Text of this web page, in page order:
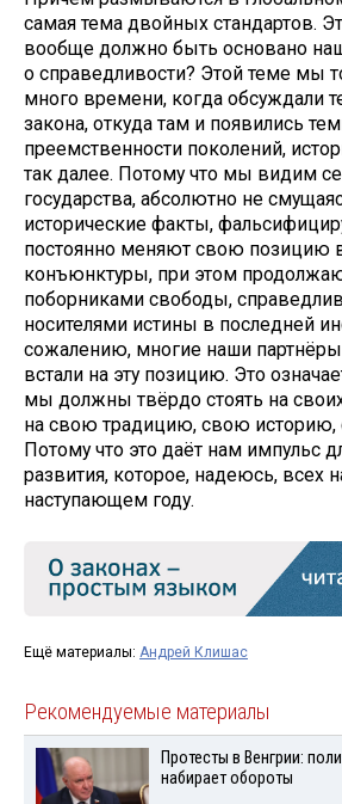
самая тема двойных стандартов.
вообще должно быть основано
о справедливости? Этой теме мы
много времени, когда обсуждали
закона, откуда там и появились
преемственности поколений,
так далее. Потому что мы видим
государства, абсолютно не
исторические факты,
постоянно меняют свою позицию
конъюнктуры, при этом
поборниками свободы,
носителями истины в последней
сожалению, многие наши партнёры
встали на эту позицию. Это
мы должны твёрдо стоять на
на свою традицию, свою историю,
Потому что это даёт нам импульс
развития, которое, надеюсь, всех
наступающем году.
Ещё материалы: Андрей Клишас
Рекомендуемые материалы
Протесты в Венгрии:
набирает обороты